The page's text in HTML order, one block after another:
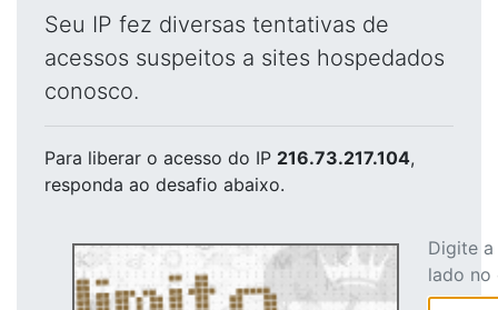
Seu IP fez diversas tentativas de
acessos suspeitos a sites hospedados
conosco.
Para liberar o acesso do IP 216.73.217.104,
responda ao desafio abaixo.
Digite
lado no